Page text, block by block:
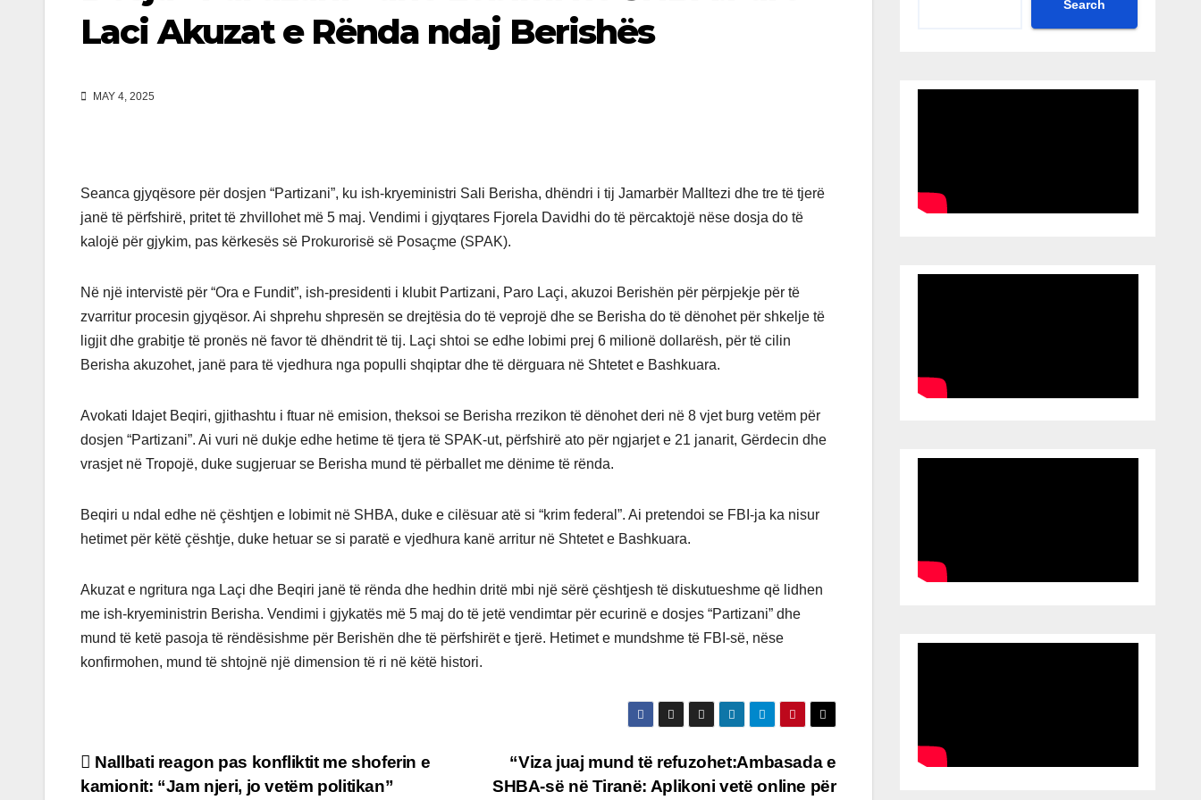
Laci Akuzat e Rënda ndaj Berishës
MAY 4, 2025
Seanca gjyqësore për dosjen “Partizani”, ku ish-kryeministri Sali Berisha, dhëndri i tij Jamarbër Malltezi dhe tre të tjerë
janë të përfshirë, pritet të zhvillohet më 5 maj. Vendimi i gjyqtares Fjorela Davidhi do të përcaktojë nëse dosja do të
kalojë për gjykim, pas kërkesës së Prokurorisë së Posaçme (SPAK).
Në një intervistë për “Ora e Fundit”, ish-presidenti i klubit Partizani, Paro Laçi, akuzoi Berishën për përpjekje për të
zvarritur procesin gjyqësor. Ai shprehu shpresën se drejtësia do të veprojë dhe se Berisha do të dënohet për shkelje të
ligjit dhe grabitje të pronës në favor të dhëndrit të tij. Laçi shtoi se edhe lobimi prej 6 milionë dollarësh, për të cilin
Berisha akuzohet, janë para të vjedhura nga populli shqiptar dhe të dërguara në Shtetet e Bashkuara.
Avokati Idajet Beqiri, gjithashtu i ftuar në emision, theksoi se Berisha rrezikon të dënohet deri në 8 vjet burg vetëm për
dosjen “Partizani”. Ai vuri në dukje edhe hetime të tjera të SPAK-ut, përfshirë ato për ngjarjet e 21 janarit, Gërdecin dhe
vrasjet në Tropojë, duke sugjeruar se Berisha mund të përballet me dënime të rënda.
Beqiri u ndal edhe në çështjen e lobimit në SHBA, duke e cilësuar atë si “krim federal”. Ai pretendoi se FBI-ja ka nisur
hetimet për këtë çështje, duke hetuar se si paratë e vjedhura kanë arritur në Shtetet e Bashkuara.
Akuzat e ngritura nga Laçi dhe Beqiri janë të rënda dhe hedhin dritë mbi një sërë çështjesh të diskutueshme që lidhen
me ish-kryeministrin Berisha. Vendimi i gjykatës më 5 maj do të jetë vendimtar për ecurinë e dosjes “Partizani” dhe
mund të ketë pasoja të rëndësishme për Berishën dhe të përfshirët e tjerë. Hetimet e mundshme të FBI-së, nëse
konfirmohen, mund të shtojnë një dimension të ri në këtë histori.
Post
“Viza juaj mund të refuzohet:Ambasada e
SHBA-së në Tiranë: Aplikoni vetë online për
Nallbati reagon pas konfliktit me shoferin e
kamionit: “Jam njeri, jo vetëm politikan”
Search